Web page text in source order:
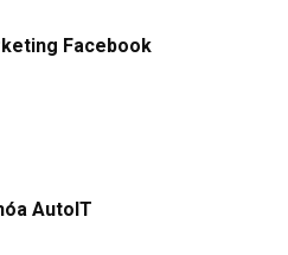
Facebook
AutoIT